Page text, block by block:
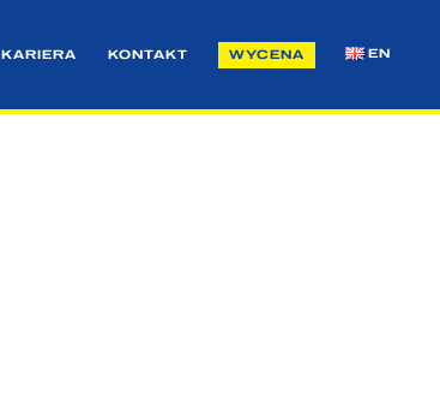
KARIERA KONTAKT WYCENA EN